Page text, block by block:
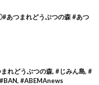
あつまれどうぶつの森 #あつ
れどうぶつの森, #じみん島, #
#ABEMAnews